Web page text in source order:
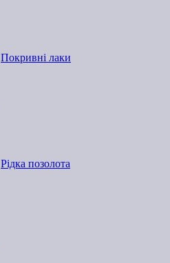
Покривні лаки
Рідка позолота